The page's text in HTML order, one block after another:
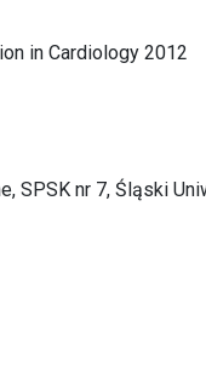
in Cardiology 2012
SPSK nr 7, Śląski